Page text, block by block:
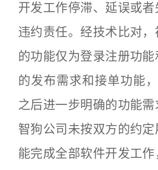
开发工作停滞、延误或
违约责任。经技术比对
的功能仅为登录注册功
的发布需求和接单功能
之后进一步明确的功能
智狗公司未按双方的约
能完成全部软件开发工作